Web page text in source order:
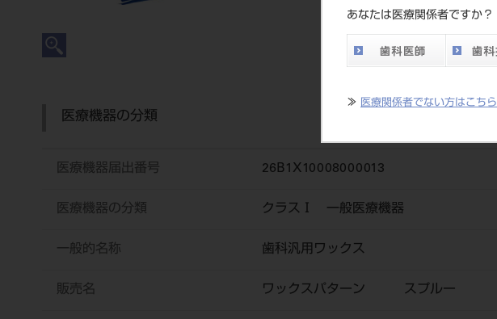
あなたは医療関係者ですか？
≫ 医療関係者でない方はこちら
医療機器の分類
医療機器届出番号 26B1X10008000013
医療機器の分類 クラスⅠ 一般医療機器
一般的名称 歯科汎用ワックス
販売名 ワックスパターン スプルー